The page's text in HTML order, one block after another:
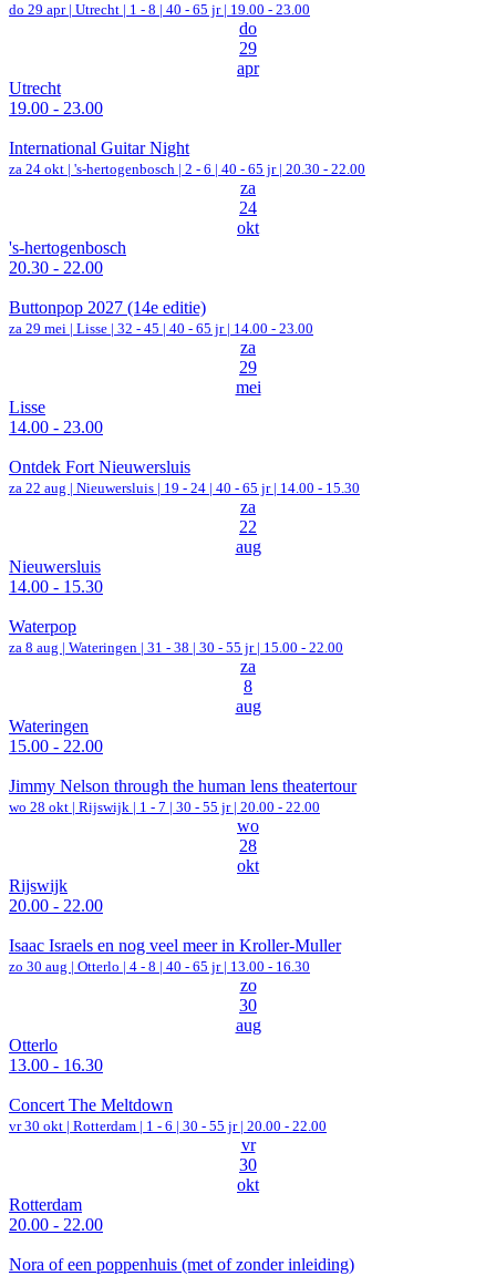
do 29 apr | Utrecht | 1 - 8 | 40 - 65 jr | 19.00 - 23.00
do
29
apr
Utrecht
19.00 - 23.00
International Guitar Night
za 24 okt | 's-hertogenbosch | 2 - 6 | 40 - 65 jr | 20.30 - 22.00
za
24
okt
's-hertogenbosch
20.30 - 22.00
Buttonpop 2027 (14e editie)
za 29 mei | Lisse | 32 - 45 | 40 - 65 jr | 14.00 - 23.00
za
29
mei
Lisse
14.00 - 23.00
Ontdek Fort Nieuwersluis
za 22 aug | Nieuwersluis | 19 - 24 | 40 - 65 jr | 14.00 - 15.30
za
22
aug
Nieuwersluis
14.00 - 15.30
Waterpop
za 8 aug | Wateringen | 31 - 38 | 30 - 55 jr | 15.00 - 22.00
za
8
aug
Wateringen
15.00 - 22.00
Jimmy Nelson through the human lens theatertour
wo 28 okt | Rijswijk | 1 - 7 | 30 - 55 jr | 20.00 - 22.00
wo
28
okt
Rijswijk
20.00 - 22.00
Isaac Israels en nog veel meer in Kroller-Muller
zo 30 aug | Otterlo | 4 - 8 | 40 - 65 jr | 13.00 - 16.30
zo
30
aug
Otterlo
13.00 - 16.30
Concert The Meltdown
vr 30 okt | Rotterdam | 1 - 6 | 30 - 55 jr | 20.00 - 22.00
vr
30
okt
Rotterdam
20.00 - 22.00
Nora of een poppenhuis (met of zonder inleiding)